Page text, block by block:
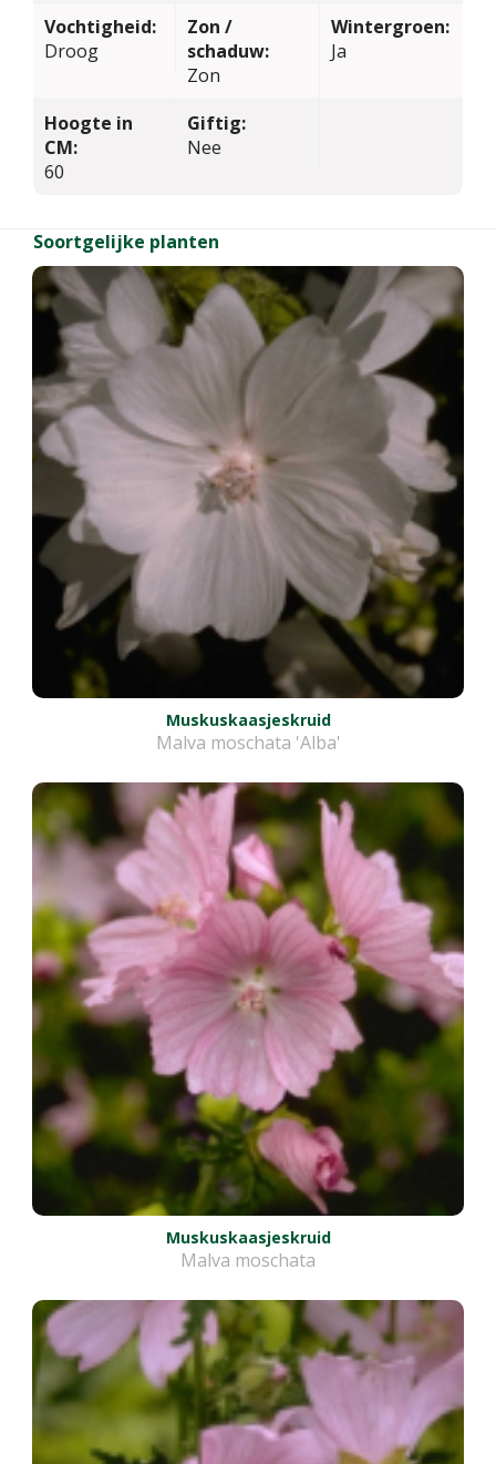
Vochtigheid:
Droog
Zon /
schaduw:
Zon
Wintergroen:
Ja
Hoogte in
CM:
60
Giftig:
Nee
Soortgelijke planten
Muskuskaasjeskruid
Malva moschata 'Alba'
Muskuskaasjeskruid
Malva moschata